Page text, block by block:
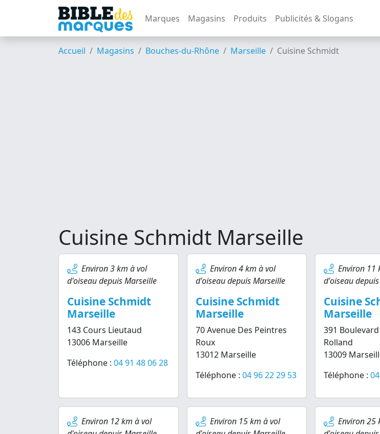
Marques Magasins Produits Publicités & Slogans
Accueil Magasins Bouches-du-Rhône Marseille Cuisine Schmidt
Cuisine Schmidt Marseille
Environ 3 km à vol
d'oiseau depuis Marseille
Cuisine Schmidt
Marseille
143 Cours Lieutaud
13006 Marseille
Téléphone : 04 91 48 06 28
Environ 4 km à vol
d'oiseau depuis Marseille
Cuisine Schmidt
Marseille
70 Avenue Des Peintres
Roux
13012 Marseille
Téléphone : 04 96 22 29 53
Environ 11
d'oiseau
Cuisine
Marseille
391
Rolland
13009
Téléphone :
Environ 12 km à vol
Environ 15 km à vol
Environ 25